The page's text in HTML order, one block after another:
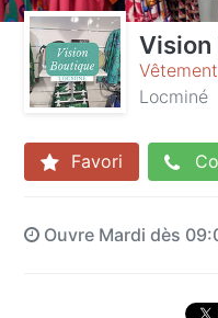
Vision
Locminé
Favori
Ouvre Mardi dès